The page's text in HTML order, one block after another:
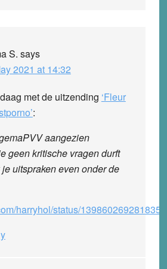
S. says
2021 at 14:32
met de uitzending ‘Fleur
:
aangezien
geen kritische vragen durft
uitspraken even onder de
harryhol/status/